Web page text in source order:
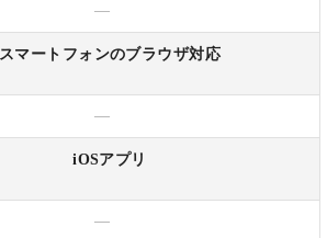
—
スマートフォンのブラウザ対応
—
iOSアプリ
—